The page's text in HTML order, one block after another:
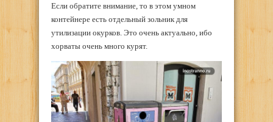
Если обратите внимание, то в этом умном
контейнере есть отдельный зольник для
утилизации окурков. Это очень актуально, ибо
хорваты очень много курят.